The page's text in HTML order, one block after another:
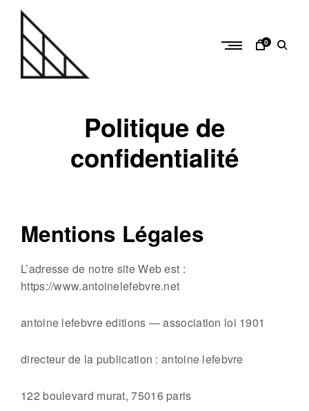
content
l
e
f
e
v
e
d
0
Politique de
confidentialité
Mentions Légales
L’adresse de notre site Web est :
https://www.antoinelefebvre.net
antoine lefebvre editions — association loi 1901
directeur de la publication : antoine lefebvre
122 boulevard murat, 75016 paris